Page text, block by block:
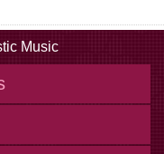
Music